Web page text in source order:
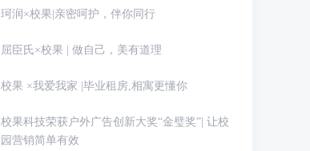
珂润×校果|亲密呵护，伴你同行
屈臣氏×校果 | 做自己，美有道理
校果 ×我爱我家 |毕业租房,相寓更懂你
校果科技荣获户外广告创新大奖“金璧奖”| 让校
园营销简单有效